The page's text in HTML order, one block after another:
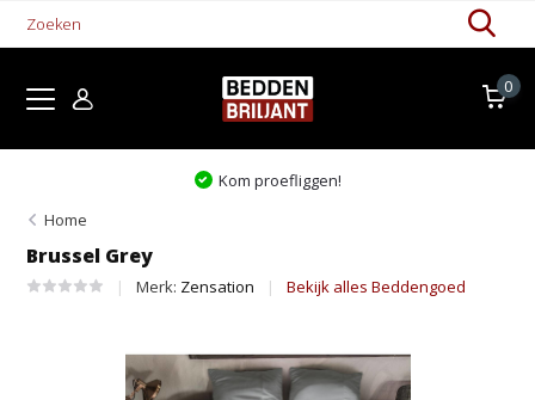
0
Kom proefliggen!
Home
Brussel Grey
Merk: Zensation Bekijk alles Beddengoed